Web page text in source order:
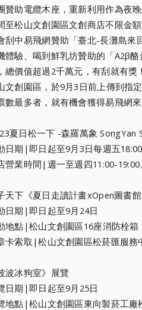
贊助電纜木座，重新利用作為夜
至松山文創園區文創商店不限金
刮中易飛網贊助「臺北-長灘島來
體驗、喝到鮮乳坊贊助的「A2β
總價值超過2千萬元，有刮就有獎
文創園區， 於9月3日前上傳到指
數最多者，就有機會獲得易飛網來
夏日松一下 -森羅萬象 SongYan
日期|即日起至9月3日每週五
營業時間|週一至週四11:00-19:00
天下《夏日走讀計畫xOpen圖書
日期|即日起至9月24日
地點|松山文創園區16座消防栓箱
卡索取|松山文創園區松菸匯服務
波冰狗室》展覽
日期|即日起至9月25日
地點|松山文創園區東向製菸工廠